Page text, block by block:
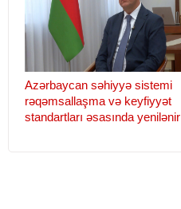
Azərbaycan səhiyyə sistemi
rəqəmsallaşma və keyfiyyət
standartları əsasında yenilənir